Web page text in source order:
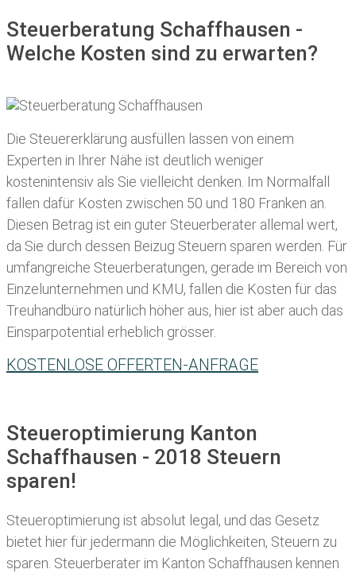
Steuerberatung Schaffhausen -
Welche Kosten sind zu erwarten?
Die Steuererklärung ausfüllen lassen von einem
Experten in Ihrer Nähe ist deutlich weniger
kostenintensiv als Sie vielleicht denken. Im Normalfall
fallen dafür Kosten zwischen 50 und 180 Franken an.
Diesen Betrag ist ein guter Steuerberater allemal wert,
da Sie durch dessen Beizug Steuern sparen werden. Für
umfangreiche Steuerberatungen, gerade im Bereich von
Einzelunternehmen und KMU, fallen die Kosten für das
Treuhandbüro natürlich höher aus, hier ist aber auch das
Einsparpotential erheblich grösser.
KOSTENLOSE OFFERTEN-ANFRAGE
Steueroptimierung Kanton
Schaffhausen - 2018 Steuern
sparen!
Steueroptimierung ist absolut legal, und das Gesetz
bietet hier für jedermann die Möglichkeiten, Steuern zu
sparen. Steuerberater im Kanton Schaffhausen kennen